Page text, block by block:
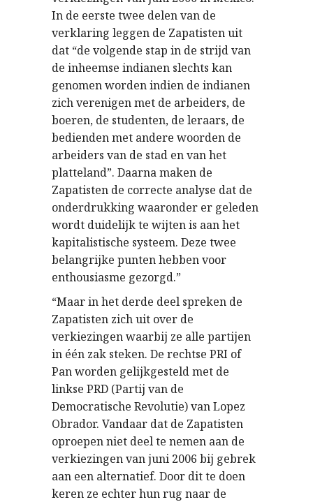
In de eerste twee delen van de
verklaring leggen de Zapatisten uit
dat “de volgende stap in de strijd van
de inheemse indianen slechts kan
genomen worden indien de indianen
zich verenigen met de arbeiders, de
boeren, de studenten, de leraars, de
bedienden met andere woorden de
arbeiders van de stad en van het
platteland”. Daarna maken de
Zapatisten de correcte analyse dat de
onderdrukking waaronder er geleden
wordt duidelijk te wijten is aan het
kapitalistische systeem. Deze twee
belangrijke punten hebben voor
enthousiasme gezorgd.”
“Maar in het derde deel spreken de
Zapatisten zich uit over de
verkiezingen waarbij ze alle partijen
in één zak steken. De rechtse PRI of
Pan worden gelijkgesteld met de
linkse PRD (Partij van de
Democratische Revolutie) van Lopez
Obrador. Vandaar dat de Zapatisten
oproepen niet deel te nemen aan de
verkiezingen van juni 2006 bij gebrek
aan een alternatief. Door dit te doen
keren ze echter hun rug naar de